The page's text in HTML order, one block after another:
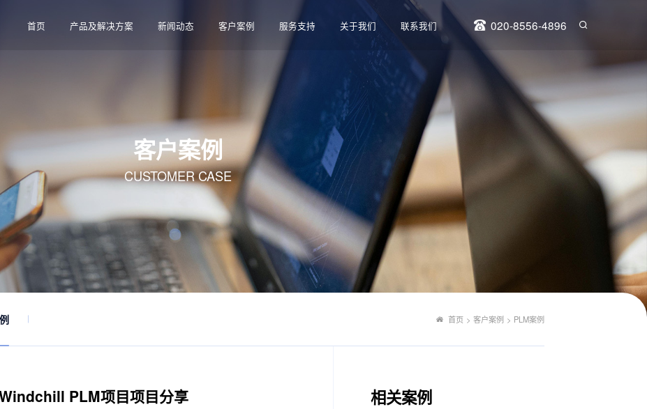
首页 产品及解决方案 新闻动态 客户案例 服务支持 关于我们 联系我们 020-8556-4896
客户案例
CUSTOMER CASE
首页 > 客户案例 > PLM案例
PLM项目项目分享 相关案例